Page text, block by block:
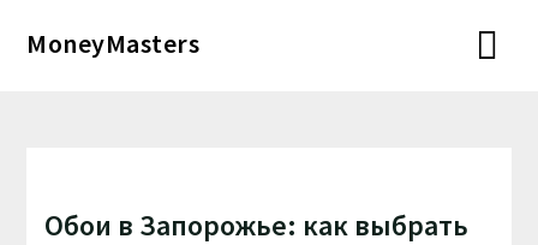
MoneyMasters
Обои в Запорожье: как выбрать